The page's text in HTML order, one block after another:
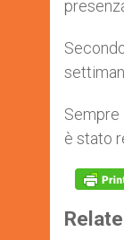
Sempre
è stato